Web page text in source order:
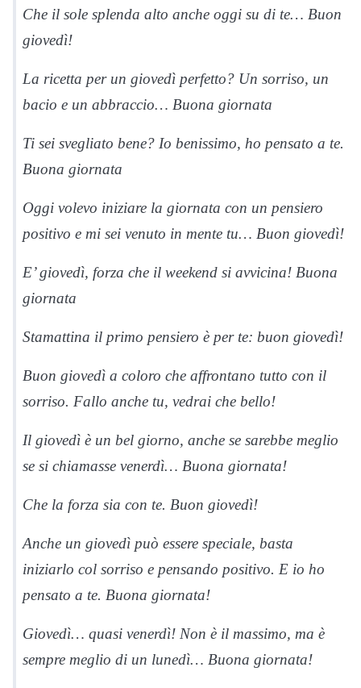
Che il sole splenda alto anche oggi su di te… Buon
giovedì!
La ricetta per un giovedì perfetto? Un sorriso, un
bacio e un abbraccio… Buona giornata
Ti sei svegliato bene? Io benissimo, ho pensato a te.
Buona giornata
Oggi volevo iniziare la giornata con un pensiero
positivo e mi sei venuto in mente tu… Buon giovedì!
E’ giovedì, forza che il weekend si avvicina! Buona
giornata
Stamattina il primo pensiero è per te: buon giovedì!
Buon giovedì a coloro che affrontano tutto con il
sorriso. Fallo anche tu, vedrai che bello!
Il giovedì è un bel giorno, anche se sarebbe meglio
se si chiamasse venerdì… Buona giornata!
Che la forza sia con te. Buon giovedì!
Anche un giovedì può essere speciale, basta
iniziarlo col sorriso e pensando positivo. E io ho
pensato a te. Buona giornata!
Giovedì… quasi venerdì! Non è il massimo, ma è
sempre meglio di un lunedì… Buona giornata!